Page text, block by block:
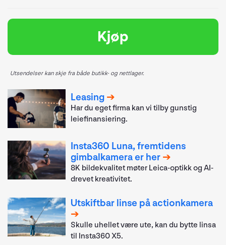
Kjøp
Utsendelser kan skje fra både butikk- og nettlager.
Leasing
Har du eget firma kan vi tilby gunstig
leiefinansiering.
Insta360 Luna, fremtidens
gimbalkamera er her
8K bildekvalitet møter Leica-optikk og AI-
drevet kreativitet.
Utskiftbar linse på actionkamera
Skulle uhellet være ute, kan du bytte linsa
til Insta360 X5.